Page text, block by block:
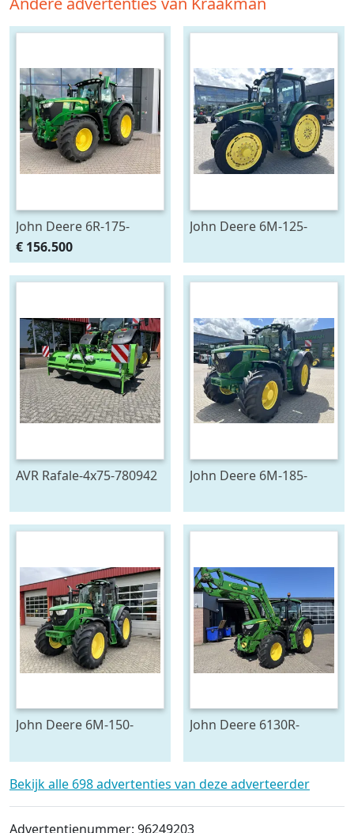
John Deere 6R-175-
783659
€ 156.500
John Deere 6M-125-
AVR Rafale-4x75-780942
John Deere 6M-185-
John Deere 6M-150-
John Deere 6130R-
Bekijk alle 698 advertenties van deze adverteerder
Advertentienummer: 96249203